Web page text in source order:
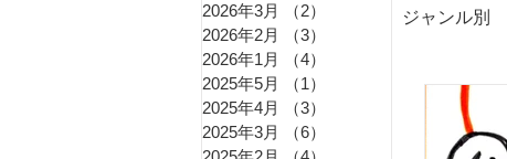
2026年3月
（2）
2026年2月
（3）
2026年1月
（4）
2025年5月
（1）
2025年4月
（3）
2025年3月
（6）
ジャンル別
東洋思想